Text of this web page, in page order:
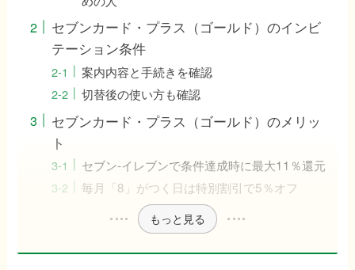
セブンカード・プラス（ゴールド）のインビ
テーション条件
案内内容と手続きを確認
切替後の使い方も確認
セブンカード・プラス（ゴールド）のメリッ
ト
セブン-イレブンで条件達成時に最大11％還元
毎月「8」がつく日は特別割引で5％オフ
もっと見る